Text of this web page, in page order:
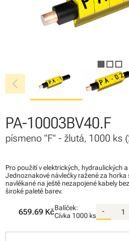
chevron_left
PA-10003BV40.F
písmeno "F" - žlutá, 1000 ks
Pro použití v elektrických, hydraulických
Jednoznakové návlečky ražené za
navlékané na ještě nezapojené kabely
široké paletě barev.
659.69 KčBalíček:
Cívka 1000 ks
-